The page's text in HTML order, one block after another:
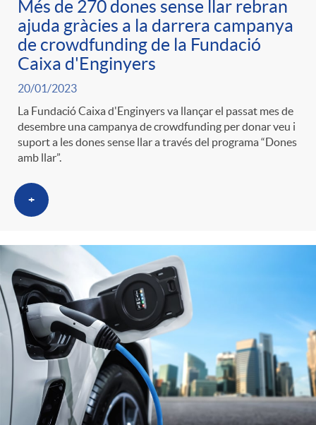
Més de 270 dones sense llar rebran
ajuda gràcies a la darrera campanya
de crowdfunding de la Fundació
Caixa d'Enginyers
20/01/2023
La Fundació Caixa d'Enginyers va llançar el passat mes de
desembre una campanya de crowdfunding per donar veu i
suport a les dones sense llar a través del programa “Dones
amb llar”.
+